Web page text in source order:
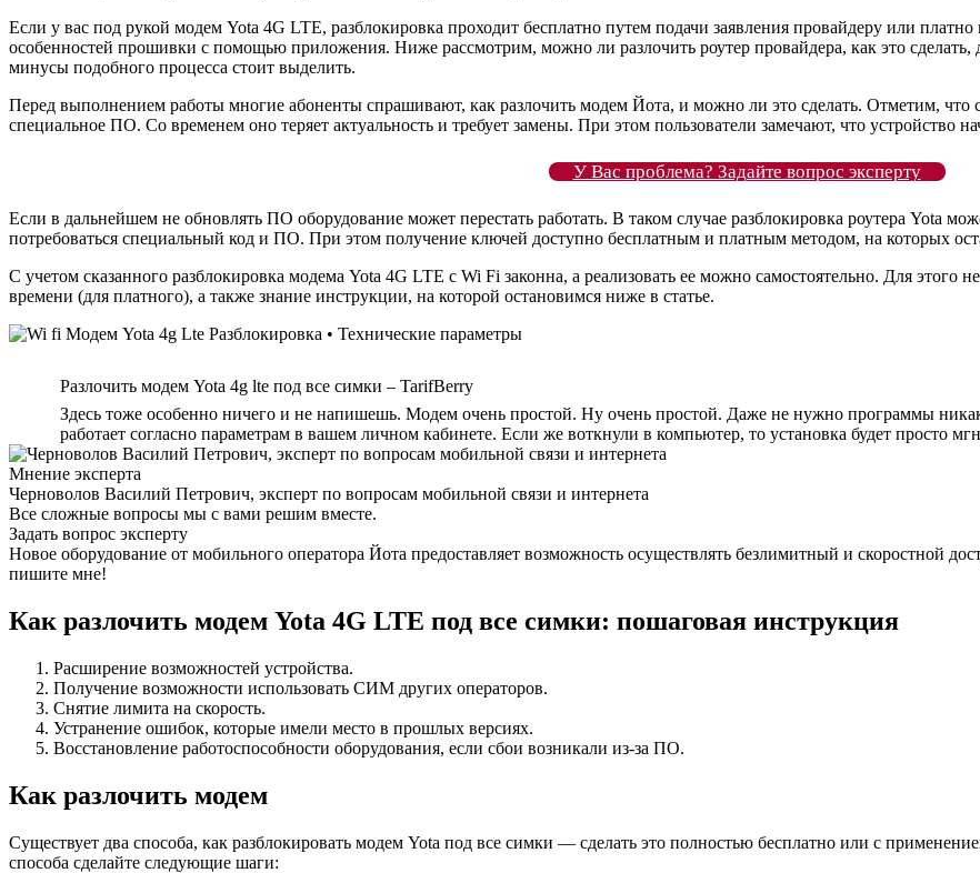
Если у вас под рукой модем Yota 4G LTE, разблокировка проходит бесплатно путем подачи заявления провайдеру или
особенностей прошивки с помощью приложения. Ниже рассмотрим, можно ли разлочить роутер провайдера, как это сделать,
минусы подобного процесса стоит выделить.
Перед выполнением работы многие абоненты спрашивают, как разлочить модем Йота, и можно ли это сделать. Отметим, что
специальное ПО. Со временем оно теряет актуальность и требует замены. При этом пользователи замечают, что устройство
У Вас проблема? Задайте вопрос эксперту
Если в дальнейшем не обновлять ПО оборудование может перестать работать. В таком случае разблокировка роутера Yota
потребоваться специальный код и ПО. При этом получение ключей доступно бесплатным и платным методом, на которых
С учетом сказанного разблокировка модема Yota 4G LTE с Wi Fi законна, а реализовать ее можно самостоятельно. Для этого
времени (для платного), а также знание инструкции, на которой остановимся ниже в статье.
Разлочить модем Yota 4g lte под все симки – TarifBerry
Здесь тоже особенно ничего и не напишешь. Модем очень простой. Ну очень простой. Даже не нужно программы
работает согласно параметрам в вашем личном кабинете. Если же воткнули в компьютер, то установка будет просто
Мнение эксперта
Черноволов Василий Петрович, эксперт по вопросам мобильной связи и интернета
Все сложные вопросы мы с вами решим вместе.
Задать вопрос эксперту
Новое оборудование от мобильного оператора Йота предоставляет возможность осуществлять безлимитный и скоростной
пишите мне!
Как разлочить модем Yota 4G LTE под все симки: пошаговая инструкция
Расширение возможностей устройства.
Получение возможности использовать СИМ других операторов.
Снятие лимита на скорость.
Устранение ошибок, которые имели место в прошлых версиях.
Восстановление работоспособности оборудования, если сбои возникали из-за ПО.
Как разлочить модем
Существует два способа, как разблокировать модем Yota под все симки — сделать это полностью бесплатно или с
способа сделайте следующие шаги: